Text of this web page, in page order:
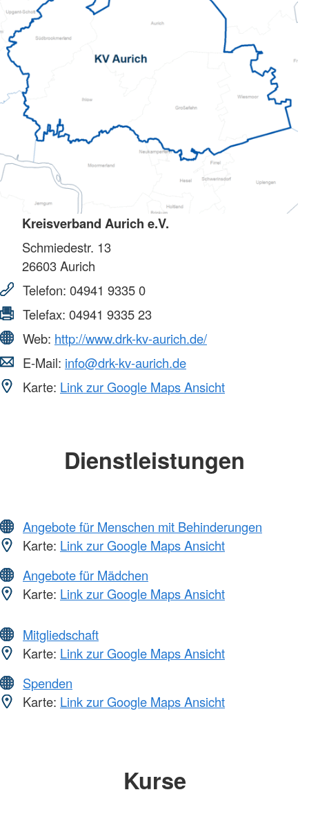
Kreisverband Aurich e.V.
Schmiedestr. 13
26603Aurich
Telefon: 04941 9335 0
Telefax: 04941 9335 23
Web: http://www.drk-kv-aurich.de/
E-Mail: info@drk-kv-aurich.de
Karte: Link zur Google Maps Ansicht
Dienstleistungen
Angebote für Menschen mit Behinderungen
Karte: Link zur Google Maps Ansicht
Angebote für Mädchen
Karte: Link zur Google Maps Ansicht
Mitgliedschaft
Karte: Link zur Google Maps Ansicht
Spenden
Karte: Link zur Google Maps Ansicht
Kurse